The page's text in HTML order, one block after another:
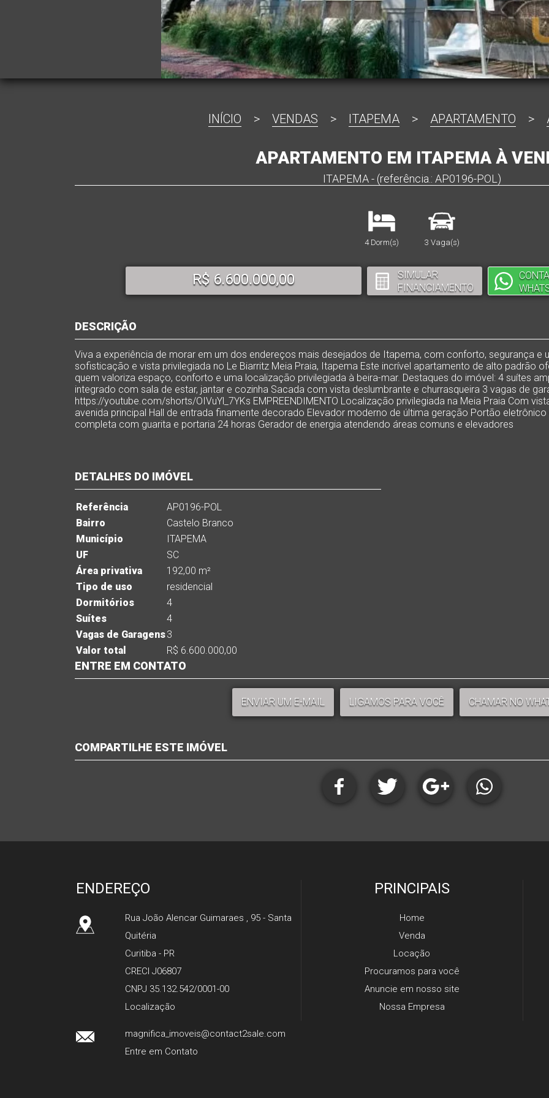
INÍCIO > VENDAS > ITAPEMA > APARTAMENTO >
APARTAMENTO EM ITAPEMA À
ITAPEMA - (referência.: AP0196-POL)
4 Dorm(s) 3 Vaga(s)
R$ 6.600.000,00
SIMULAR
FINANCIAMENTO
DESCRIÇÃO
Viva a experiência de morar em um dos endereços mais desejados de Itapema, com conforto, segurança e
sofisticação e vista privilegiada no Le Biarritz Meia Praia, Itapema Este incrível apartamento de alto padrão
quem valoriza espaço, conforto e uma localização privilegiada à beira-mar. Destaques do imóvel: 4 suítes
integrado com sala de estar, jantar e cozinha Sacada com vista deslumbrante e churrasqueira 3 vagas de
https://youtube.com/shorts/OIVuYl_7YKs EMPREENDIMENTO Localização privilegiada na Meia Praia Com
avenida principal Hall de entrada finamente decorado Elevador moderno de última geração Portão
completa com guarita e portaria 24 horas Gerador de energia atendendo áreas comuns e elevadores
DETALHES DO IMÓVEL
Referência
AP0196-POL
Bairro
Castelo Branco
Município
ITAPEMA
UF
SC
Área privativa
192,00 m²
Tipo de uso
residencial
Dormitórios
4
Suítes
4
Vagas de Garagens3
Valor total
R$ 6.600.000,00
ENTRE EM CONTATO
ENVIAR UM E-MAIL LIGAMOS PARA VOCÊ CHAMAR NO
COMPARTILHE ESTE IMÓVEL
ENDEREÇO
Rua João Alencar Guimaraes , 95 - Santa
Quitéria
Curitiba - PR
CRECI J06807
CNPJ 35.132.542/0001-00
Localização
magnifica_imoveis@contact2sale.com
Entre em Contato
PRINCIPAIS
Home
Venda
Locação
Procuramos para você
Anuncie em nosso site
Nossa Empresa